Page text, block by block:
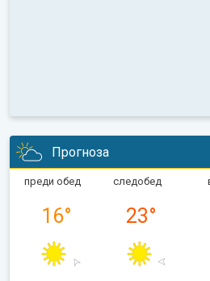
Прогноза
преди обед
16°
следобед
23°